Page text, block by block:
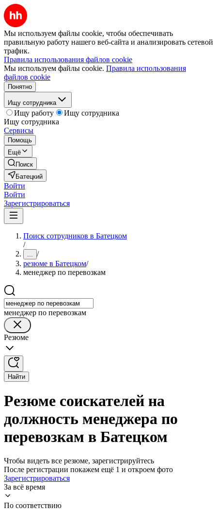
Мы используем файлы cookie, чтобы обеспечивать
правильную работу нашего веб-сайта и анализировать сетевой
трафик.
Правила использования файлов cookie
Мы используем файлы cookie. Правила использования
файлов cookie
Понятно
Ищу сотрудника
Ищу работу
Ищу сотрудника
Ищу сотрудника
Сервисы
Помощь
Ещё
Поиск
Батецкий
Войти
Войти
Зарегистрироваться
Поиск сотрудников в Батецком
/
... /
резюме в Батецком/
менеджер по перевозкам
менеджер по перевозкам
Резюме
Найти
Резюме соискателей на
должность менеджера по
перевозкам в Батецком
Чтобы видеть все резюме, зарегистрируйтесь
После регистрации покажем ещё 1 и откроем фото
Зарегистрироваться
За всё время
По соответствию